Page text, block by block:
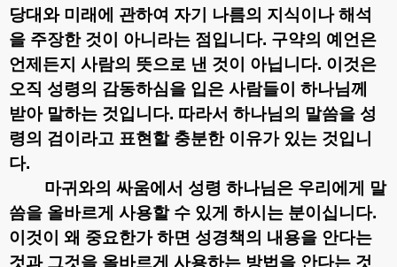
당대와 미래에 관하여 자기 나름의 지식이나 해석
을 주장한 것이 아니라는 점입니다. 구약의 예언은
언제든지 사람의 뜻으로 낸 것이 아닙니다. 이것은
오직 성령의 감동하심을 입은 사람들이 하나님께
받아 말하는 것입니다. 따라서 하나님의 말씀을 성
령의 검이라고 표현할 충분한 이유가 있는 것입니
다.
마귀와의 싸움에서 성령 하나님은 우리에게 말
씀을 올바르게 사용할 수 있게 하시는 분이십니다.
이것이 왜 중요한가 하면 성경책의 내용을 안다는
것과 그것을 올바르게 사용하는 방법을 안다는 것